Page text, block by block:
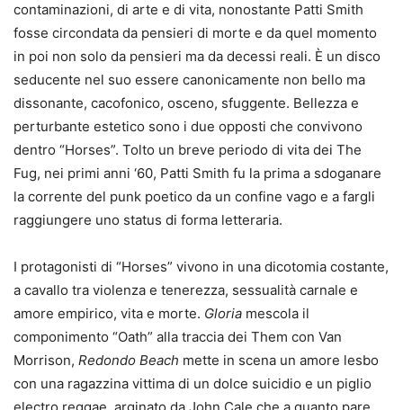
contaminazioni, di arte e di vita, nonostante Patti Smith
fosse circondata da pensieri di morte e da quel momento
in poi non solo da pensieri ma da decessi reali. È un disco
seducente nel suo essere canonicamente non bello ma
dissonante, cacofonico, osceno, sfuggente. Bellezza e
perturbante estetico sono i due opposti che convivono
dentro “Horses”. Tolto un breve periodo di vita dei The
Fug, nei primi anni ‘60, Patti Smith fu la prima a sdoganare
la corrente del punk poetico da un confine vago e a fargli
raggiungere uno status di forma letteraria.
I protagonisti di “Horses” vivono in una dicotomia costante,
a cavallo tra violenza e tenerezza, sessualità carnale e
amore empirico, vita e morte. Gloria mescola il
componimento “Oath” alla traccia dei Them con Van
Morrison, Redondo Beach mette in scena un amore lesbo
con una ragazzina vittima di un dolce suicidio e un piglio